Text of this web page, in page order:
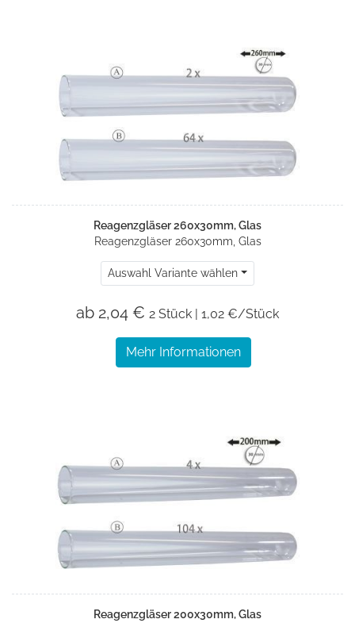
Reagenzgläser 260x30mm, Glas
Reagenzgläser 260x30mm, Glas
Auswahl Variante wählen
ab 2,04 € 2 Stück | 1,02 €/Stück
Mehr Informationen
Reagenzgläser 200x30mm, Glas